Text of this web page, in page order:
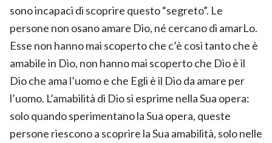
sono incapaci di scoprire questo “segreto”. Le
persone non osano amare Dio, né cercano di amarLo.
Esse non hanno mai scoperto che c’è così tanto che è
amabile in Dio, non hanno mai scoperto che Dio è il
Dio che ama l’uomo e che Egli è il Dio da amare per
l’uomo. L’amabilità di Dio si esprime nella Sua opera:
solo quando sperimentano la Sua opera, queste
persone riescono a scoprire la Sua amabilità, solo nelle